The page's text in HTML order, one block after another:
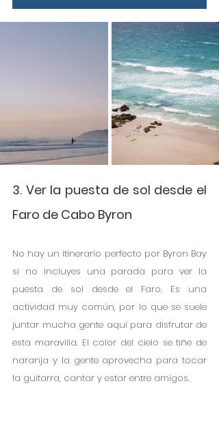
3. Ver la puesta de sol desde el
Faro de Cabo Byron
No hay un itinerario perfecto por Byron Bay
si no incluyes una parada para ver la
puesta de sol desde el Faro. Es una
actividad muy común, por lo que se suele
juntar mucha gente aquí para disfrutar de
esta maravilla. El color del cielo se tiñe de
naranja y la gente aprovecha para tocar
la guitarra, cantar y estar entre amigos.